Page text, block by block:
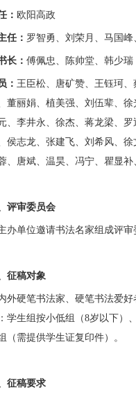
： 欧阳高政
任： 罗智勇、刘荣月、马国
长： 傅佩忠、陈帅堂、韩少瑞
： 王臣松、唐矿赞、王钰珂
董丽娟、植美强、刘伍辈、
、李井永、徐杰、蒋龙梁、
侯志龙、张建飞、刘希风、
、唐斌、温昊、冯宁、瞿显
评审委员会
办单位邀请书法名家组成评审
征稿对象
外硬笔书法家、硬笔书法爱
学生组按小低组（8岁以下）
（需提供学生证复印件）。
征稿要求